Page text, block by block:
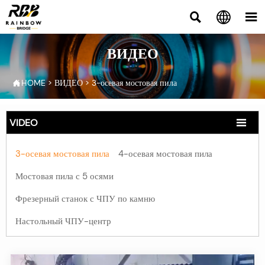
  
ВИДЕО
HOME> ВИДЕО>3-осевая мостовая пила
VIDEO 
3-осевая мостовая пила
4-осевая мостовая пила
Мостовая пила с 5 осями
Фрезерный станок с ЧПУ по камню
Настольный ЧПУ-центр